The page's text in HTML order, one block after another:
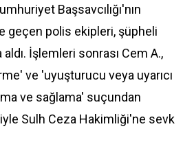
Başsavcılığı'nın
geçen polis ekipleri, şüpheli
aldı. İşlemleri sonrası Cem A.,
ve 'uyuşturucu veya uyarıcı
ve sağlama' suçundan
Sulh Ceza Hakimliği'ne sevk